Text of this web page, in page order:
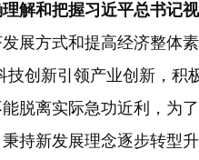
和把握习近平总书记视
展方式和提高经济整体
技创新引领产业创新，积
脱离实际急功近利，为
持新发展理念逐步转型